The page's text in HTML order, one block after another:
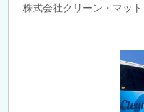
株式会社クリーン・マット